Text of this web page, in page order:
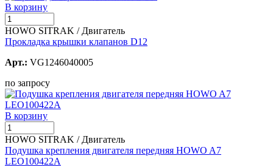
В корзину
HOWO SITRAK / Двигатель
Прокладка крышки клапанов D12
Арт.: VG1246040005
по запросу
В корзину
HOWO SITRAK / Двигатель
Подушка крепления двигателя передняя HOWO A7
LEO100422A